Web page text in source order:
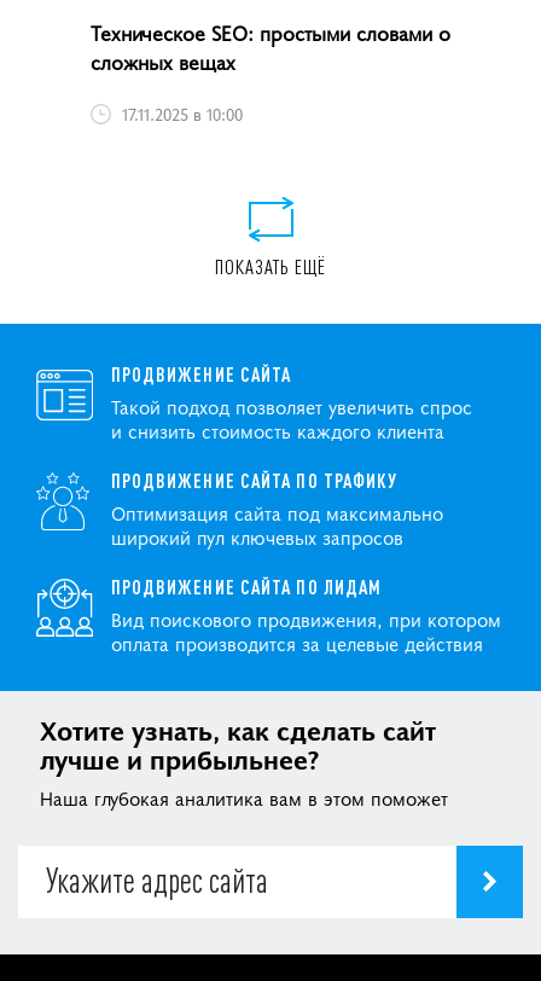
Техническое SEO: простыми словами о
сложных вещах
17.11.2025 в 10:00
ПОКАЗАТЬ ЕЩЁ
ПРОДВИЖЕНИЕ САЙТА
Такой подход позволяет увеличить спрос
и снизить стоимость каждого клиента
ПРОДВИЖЕНИЕ САЙТА ПО ТРАФИКУ
Оптимизация сайта под максимально
широкий пул ключевых запросов
ПРОДВИЖЕНИЕ САЙТА ПО ЛИДАМ
Вид поискового продвижения, при котором
оплата производится за целевые действия
Хотите узнать, как сделать сайт
лучше и прибыльнее?
Наша глубокая аналитика вам в этом поможет